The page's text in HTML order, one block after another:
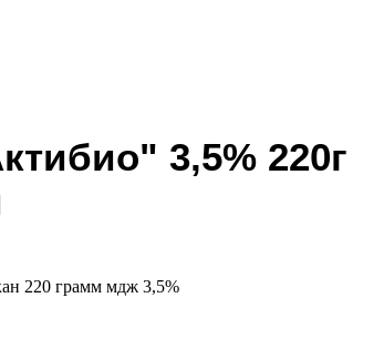
3,5% 220г
220 грамм мдж 3,5%